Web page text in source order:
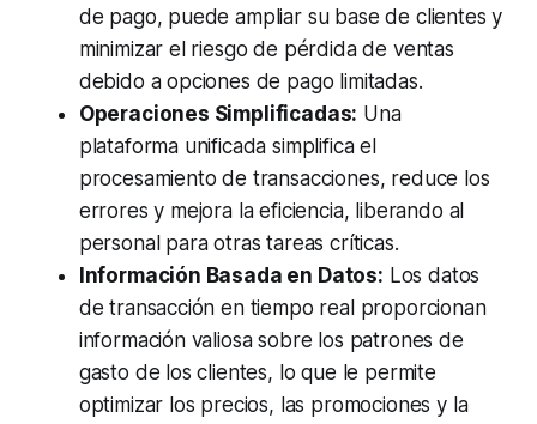
de pago, puede ampliar su base de clientes y
minimizar el riesgo de pérdida de ventas
debido a opciones de pago limitadas.
Operaciones Simplificadas: Una
plataforma unificada simplifica el
procesamiento de transacciones, reduce los
errores y mejora la eficiencia, liberando al
personal para otras tareas críticas.
Información Basada en Datos: Los datos
de transacción en tiempo real proporcionan
información valiosa sobre los patrones de
gasto de los clientes, lo que le permite
optimizar los precios, las promociones y la